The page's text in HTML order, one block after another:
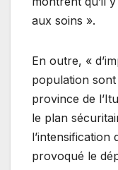
aux soins ».
En outre, «
population
province de
le plan
provoqué le